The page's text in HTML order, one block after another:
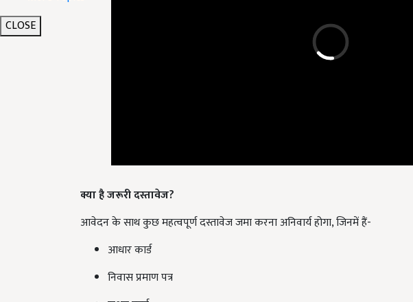
CLOSE
आधार कार्ड